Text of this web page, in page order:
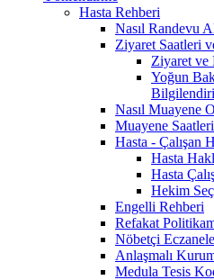
Hasta Rehberi
Nasıl Randevu
Ziyaret Saatleri
Ziyaret ve
Yoğun
Nasıl Muayene
Muayene Saatleri
Hasta - Çalışan
Hasta
Hasta
Hekim
Engelli Rehberi
Refakat
Nöbetçi
Anlaşmalı
Medula Tesis